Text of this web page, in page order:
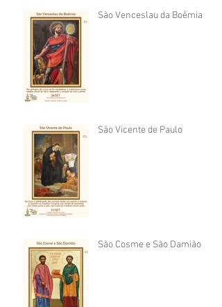
São Venceslau da Boêmia
São Vicente de Paulo
São Cosme e São Damião